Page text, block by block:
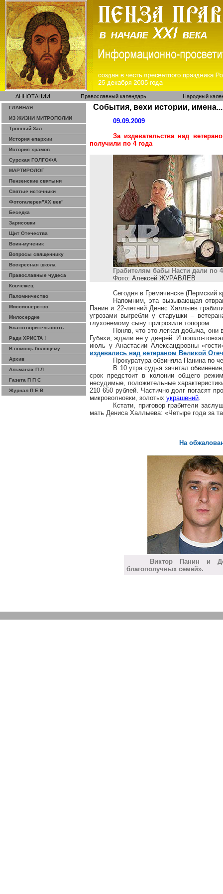
АННОТАЦИИ Православный календарь Народный
ГЛАВНАЯ
ИЗ ЖИЗНИ МИТРОПОЛИИ
Тронный Зал
История епархии
История храмов
Сурская ГОЛГОФА
МАРТИРОЛОГ
Пензенские святыни
Святые источники
Фотогалерея"ХХ век"
Беседка
Зарисовки
Щит Отечества
Воин-мученик
Вопросы священнику
Воскресная школа
Православные чудеса
Ковчежец
Паломничество
Миссионерство
Милосердие
Благотворительность
Ради ХРИСТА !
В помощь болящему
Архив
Альманах П Л
Газета П П С
Журнал П Е В
События, вехи истории, имена...
09.09.2009
За издевательства над
получили по 4 года
Грабителям бабы Насти дали по
Фото: Алексей ЖУРАВЛЕВ
Сегодня в Гремячинске (Пермский
Напомним, эта вызывающая
Панин и 22-летний ДенисХаллыев
угрозами выгребли у старушки –
глухонемому сыну пригрозили топором.
Поняв, что это легкая добыча,
Губахи, ждали ее у дверей. И пошло-
июль у Анастасии Александровны
издевались над ветераном Великой
Прокуратура обвиняла Панина по
В 10 утра судья зачитал
срок предстоит в колонии общего
несудимые, положительные
210 650 рублей. Частично долг погасят
микроволновки, золотых украшений.
Кстати, приговор грабители
мать Дениса Халлыева: «Четыре года за
На
Виктор Панин и
благополучных семей».